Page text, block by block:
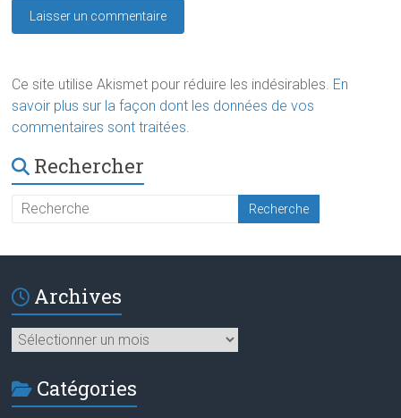
Ce site utilise Akismet pour réduire les indésirables. En
savoir plus sur la façon dont les données de vos
commentaires sont traitées
Rechercher
Archives
Archives
Catégories